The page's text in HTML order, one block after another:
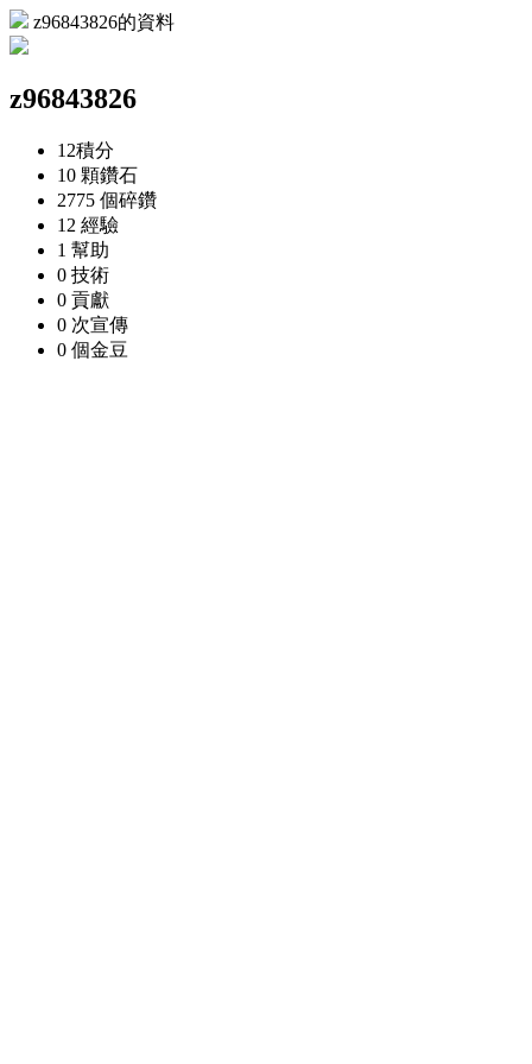
z96843826的資料
z96843826
12積分
10 顆鑽石
2775 個碎鑽
12 經驗
1 幫助
0 技術
0 貢獻
0 次宣傳
0 個金豆